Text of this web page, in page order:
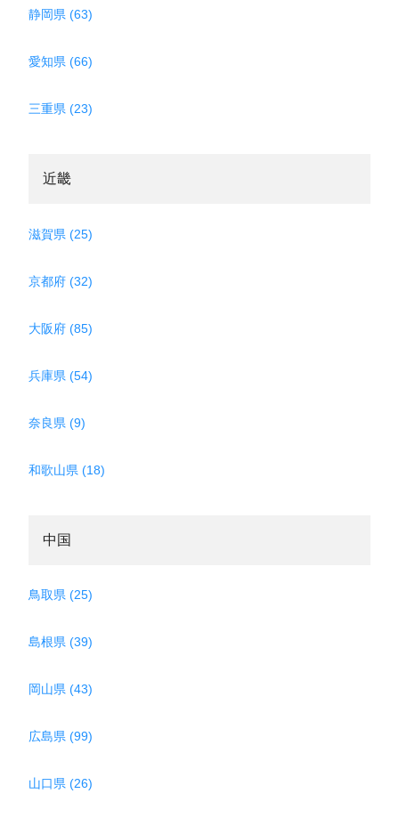
静岡県 (63)
愛知県 (66)
三重県 (23)
近畿
滋賀県 (25)
京都府 (32)
大阪府 (85)
兵庫県 (54)
奈良県 (9)
和歌山県 (18)
中国
鳥取県 (25)
島根県 (39)
岡山県 (43)
広島県 (99)
山口県 (26)